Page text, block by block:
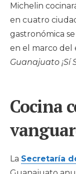
Michelin
en cuatro
gastronómica
en el marco del
Guanajuato ¡Sí
Cocina
La Secretaría